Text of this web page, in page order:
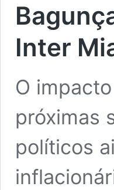
Inter
O
próximas
políticos